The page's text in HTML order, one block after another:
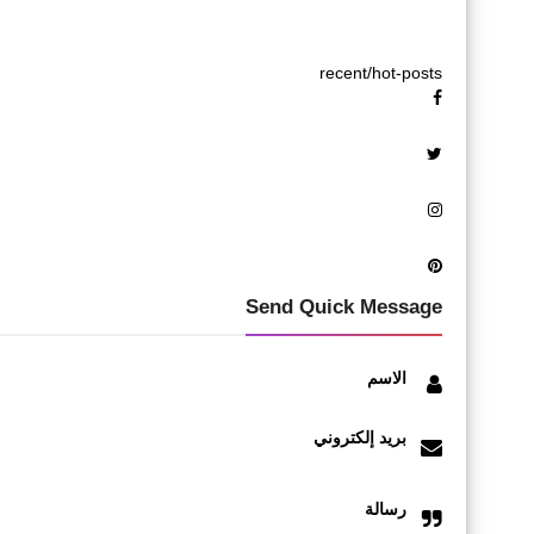
recent/hot-posts
Send Quick Message
الاسم
بريد إلكتروني
رسالة